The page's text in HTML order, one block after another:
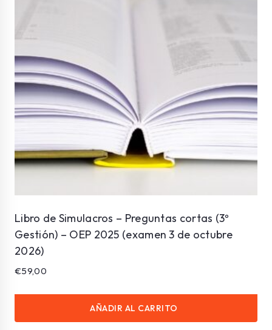
Libro de Simulacros – Preguntas cortas (3º
Gestión) – OEP 2025 (examen 3 de octubre
2026)
€59,00
AÑADIR AL CARRITO